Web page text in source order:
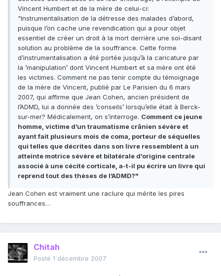
Vincent Humbert et de la mère de celui-ci:
"Instrumentalisation de la détresse des malades d’abord,
puisque l’on cache une revendication qui a pour objet
essentiel de créer un droit à la mort derrière une soi-disant
solution au problème de la souffrance. Cette forme
d’instrumentalisation a été portée jusqu’à la caricature par
la ’manipulation’ dont Vincent Humbert et sa mère ont été
les victimes. Comment ne pas tenir compte du témoignage
de la mère de Vincent, publié par Le Parisien du 6 mars
2007, qui affirme que Jean Cohen, ancien président de
l’ADMD, lui a donnée des ’conseils’ lorsqu’elle était à Berck-
sur-mer? Médicalement, on s’interroge. Comment ce jeune
homme, victime d’un traumatisme crânien sévère et
ayant fait plusieurs mois de coma, porteur de séquelles
qui telles que décrites dans son livre ressemblent à un
atteinte motrice sévère et bilatérale d’origine centrale
associé à une cécité corticale, a-t-il pu écrire un livre qui
reprend tout des thèses de l’ADMD?"
Jean Cohen est vraiment une raclure qui mérite les pires
souffrances…
Chitah
Posté 1 décembre 2007